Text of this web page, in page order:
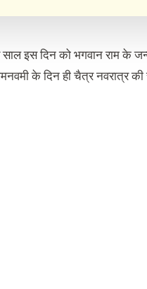
साल इस दिन को भगवान राम के
के दिन ही चैत्र नवरात्र की